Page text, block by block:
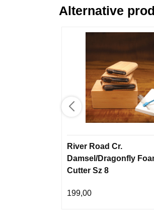
Alternative
River Road Cr.
Damsel/Dragonfly
Cutter Sz 8
199,00